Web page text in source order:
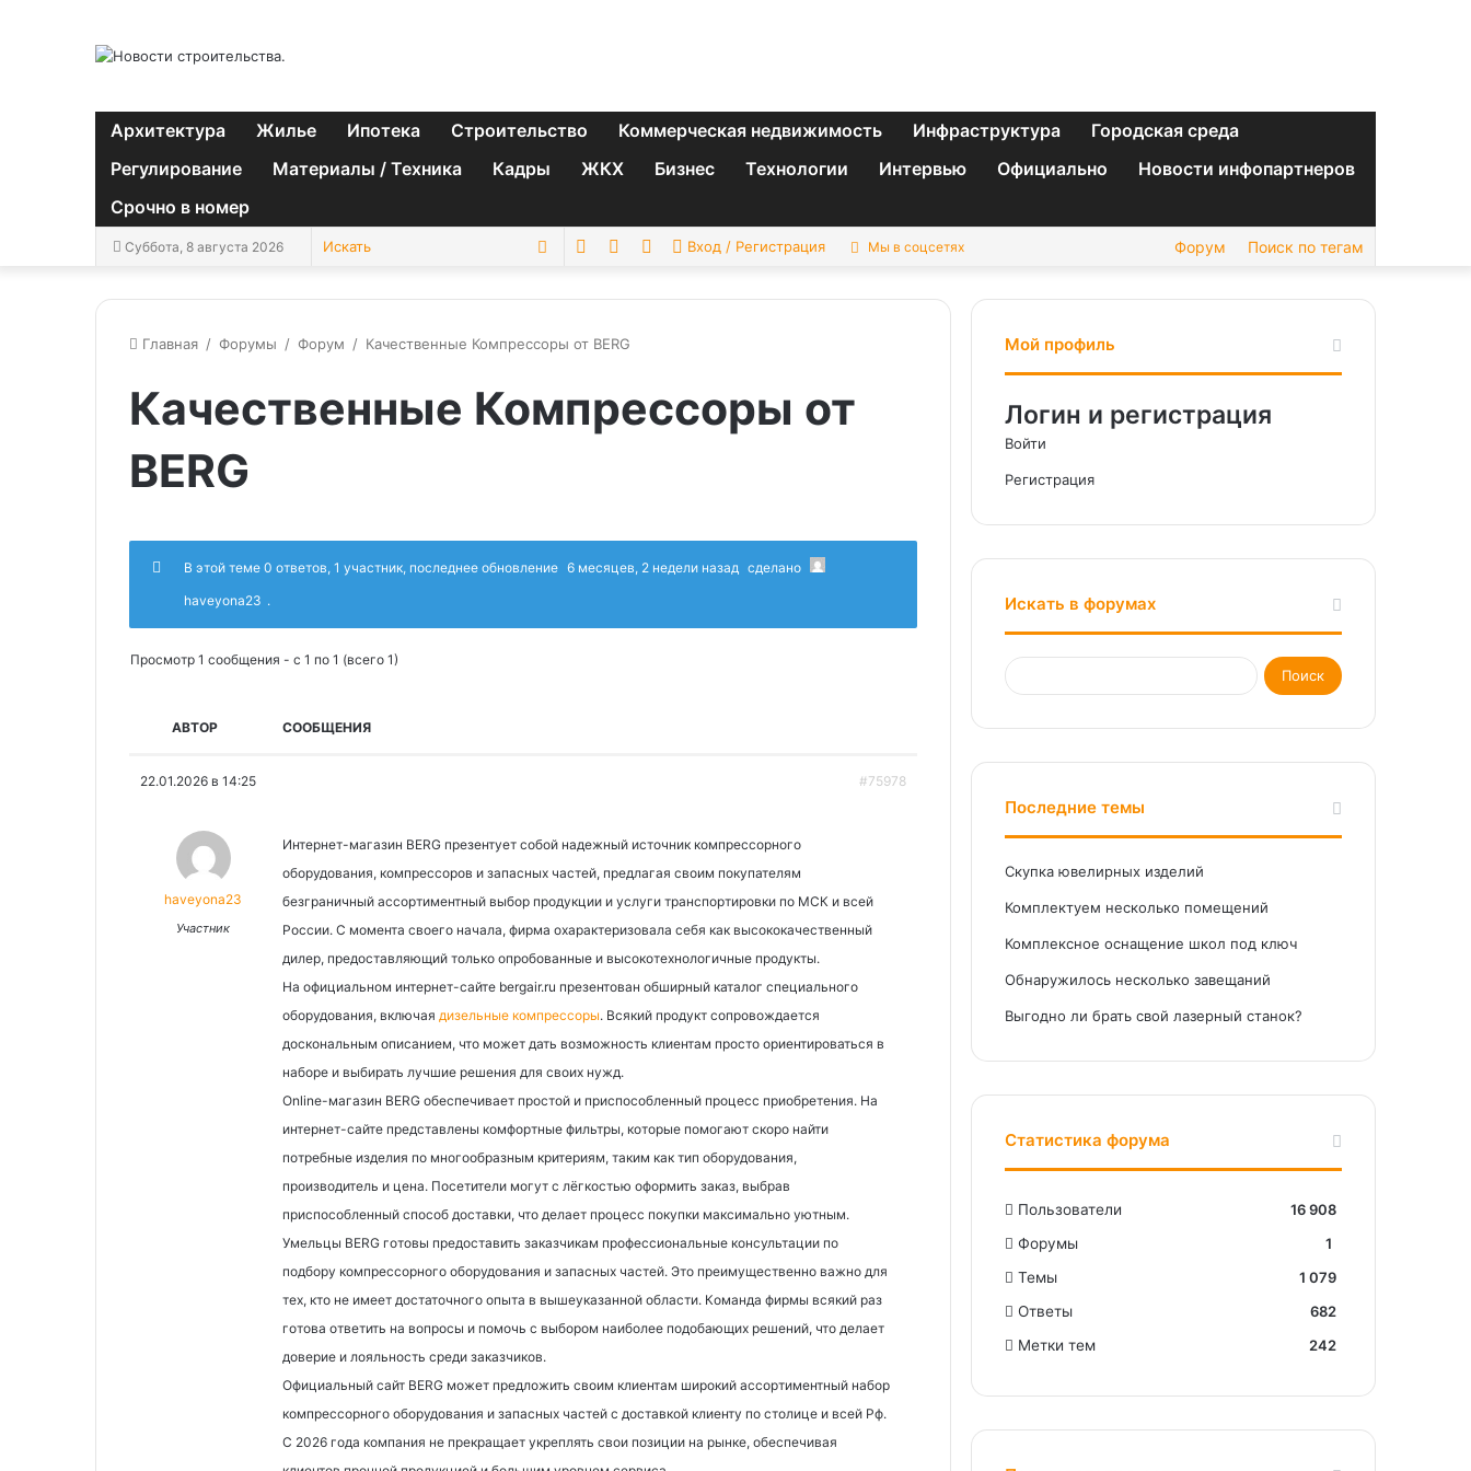
Архитектура Жилье Ипотека Строительство Коммерческая недвижимость Инфраструктура
Городская среда
Регулирование
Материалы / Техника Кадры ЖКХ Бизнес Технологии Интервью Официально
Новости инфопартнеров
Срочно в номер
Суббота, 8 августа 2026 Искать SwitchSidebarСлучайная
Вход / Регистрация Мы в соцсетях Форум Поиск по тегам
Главная / Форумы / Форум / Качественные Компрессоры от BERG
Качественные Компрессоры от
BERG
В этой теме 0 ответов, 1 участник, последнее обновление 6 месяцев, 2 недели назад сделано
haveyona23 .
Просмотр 1 сообщения - с 1 по 1 (всего 1)
АВТОР СООБЩЕНИЯ
22.01.2026 в 14:25 #75978
haveyona23
Участник
Интернет-магазин BERG презентует собой надежный источник компрессорного
оборудования, компрессоров и запасных частей, предлагая своим покупателям
безграничный ассортиментный выбор продукции и услуги транспортировки по МСК и всей
России. С момента своего начала, фирма охарактеризовала себя как высококачественный
дилер, предоставляющий только опробованные и высокотехнологичные продукты.
На официальном интернет-сайте bergair.ru презентован обширный каталог специального
оборудования, включая дизельные компрессоры. Всякий продукт сопровождается
доскональным описанием, что может дать возможность клиентам просто ориентироваться в
наборе и выбирать лучшие решения для своих нужд.
Online-магазин BERG обеспечивает простой и приспособленный процесс приобретения. На
интернет-сайте представлены комфортные фильтры, которые помогают скоро найти
потребные изделия по многообразным критериям, таким как тип оборудования,
производитель и цена. Посетители могут с лёгкостью оформить заказ, выбрав
приспособленный способ доставки, что делает процесс покупки максимально уютным.
Умельцы BERG готовы предоставить заказчикам профессиональные консультации по
подбору компрессорного оборудования и запасных частей. Это преимущественно важно для
тех, кто не имеет достаточного опыта в вышеуказанной области. Команда фирмы всякий раз
готова ответить на вопросы и помочь с выбором наиболее подобающих решений, что делает
доверие и лояльность среди заказчиков.
Официальный сайт BERG может предложить своим клиентам широкий ассортиментный набор
компрессорного оборудования и запасных частей с доставкой клиенту по столице и всей Рф.
С 2026 года компания не прекращает укреплять свои позиции на рынке, обеспечивая
Мой профиль
Логин и регистрация
Войти
Регистрация
Искать в форумах
Последние темы
Скупка ювелирных изделий
Комплектуем несколько помещений
Комплексное оснащение школ под ключ
Обнаружилось несколько завещаний
Выгодно ли брать свой лазерный станок?
Статистика форума
Пользователи
16 908
Форумы
1
Темы
1 079
Ответы
682
Метки тем
242